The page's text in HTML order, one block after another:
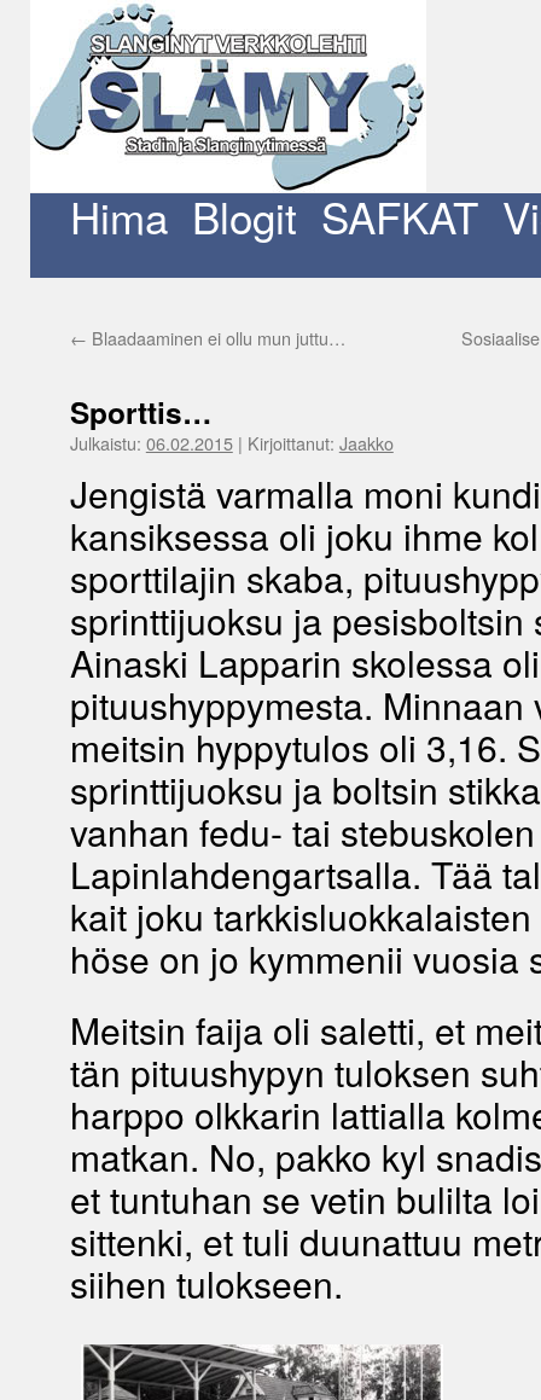
Hima Blogit SAFKAT
← Blaadaaminen ei ollu mun juttu…
Sporttis…
Julkaistu: 06.02.2015| Kirjoittanut: Jaakko
Jengistä varmalla moni
kansiksessa oli joku ihme
sporttilajin skaba,
sprinttijuoksu ja pesisboltsin
Ainaski Lapparin skolessa
pituushyppymesta. Minnaan
meitsin hyppytulos oli 3,16.
sprinttijuoksu ja boltsin
vanhan fedu- tai
Lapinlahdengartsalla. Tää
kait joku
höse on jo kymmenii vuosia
Meitsin faija oli saletti, et
tän pituushypyn tuloksen
harppo olkkarin lattialla
matkan. No, pakko kyl
et tuntuhan se vetin bulilta
sittenki, et tuli duunattuu
siihen tulokseen.